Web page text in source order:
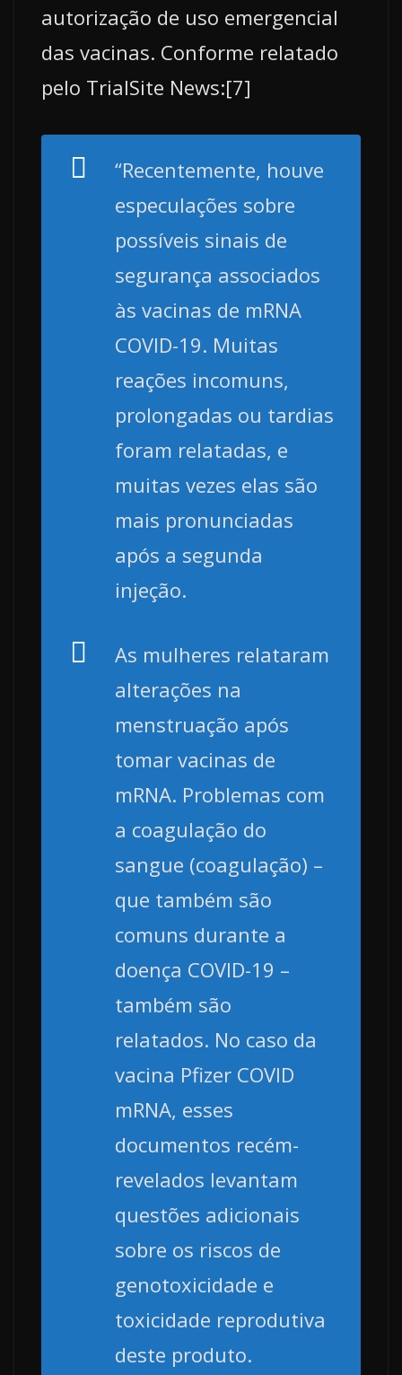
autorização de uso emergencial
das vacinas. Conforme relatado
pelo TrialSite News:[7]
“Recentemente, houve
especulações sobre
possíveis sinais de
segurança associados
às vacinas de mRNA
COVID-19. Muitas
reações incomuns,
prolongadas ou tardias
foram relatadas, e
muitas vezes elas são
mais pronunciadas
após a segunda
injeção.
As mulheres relataram
alterações na
menstruação após
tomar vacinas de
mRNA. Problemas com
a coagulação do
sangue (coagulação) –
que também são
comuns durante a
doença COVID-19 –
também são
relatados. No caso da
vacina Pfizer COVID
mRNA, esses
documentos recém-
revelados levantam
questões adicionais
sobre os riscos de
genotoxicidade e
toxicidade reprodutiva
deste produto.